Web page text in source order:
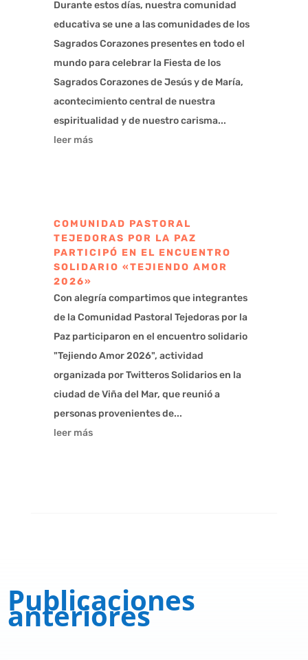
Durante estos días, nuestra comunidad
educativa se une a las comunidades de los
Sagrados Corazones presentes en todo el
mundo para celebrar la Fiesta de los
Sagrados Corazones de Jesús y de María,
acontecimiento central de nuestra
espiritualidad y de nuestro carisma...
leer más
COMUNIDAD PASTORAL
TEJEDORAS POR LA PAZ
PARTICIPÓ EN EL ENCUENTRO
SOLIDARIO «TEJIENDO AMOR
2026»
Con alegría compartimos que integrantes
de la Comunidad Pastoral Tejedoras por la
Paz participaron en el encuentro solidario
"Tejiendo Amor 2026", actividad
organizada por Twitteros Solidarios en la
ciudad de Viña del Mar, que reunió a
personas provenientes de...
leer más
Publicaciones
anteriores